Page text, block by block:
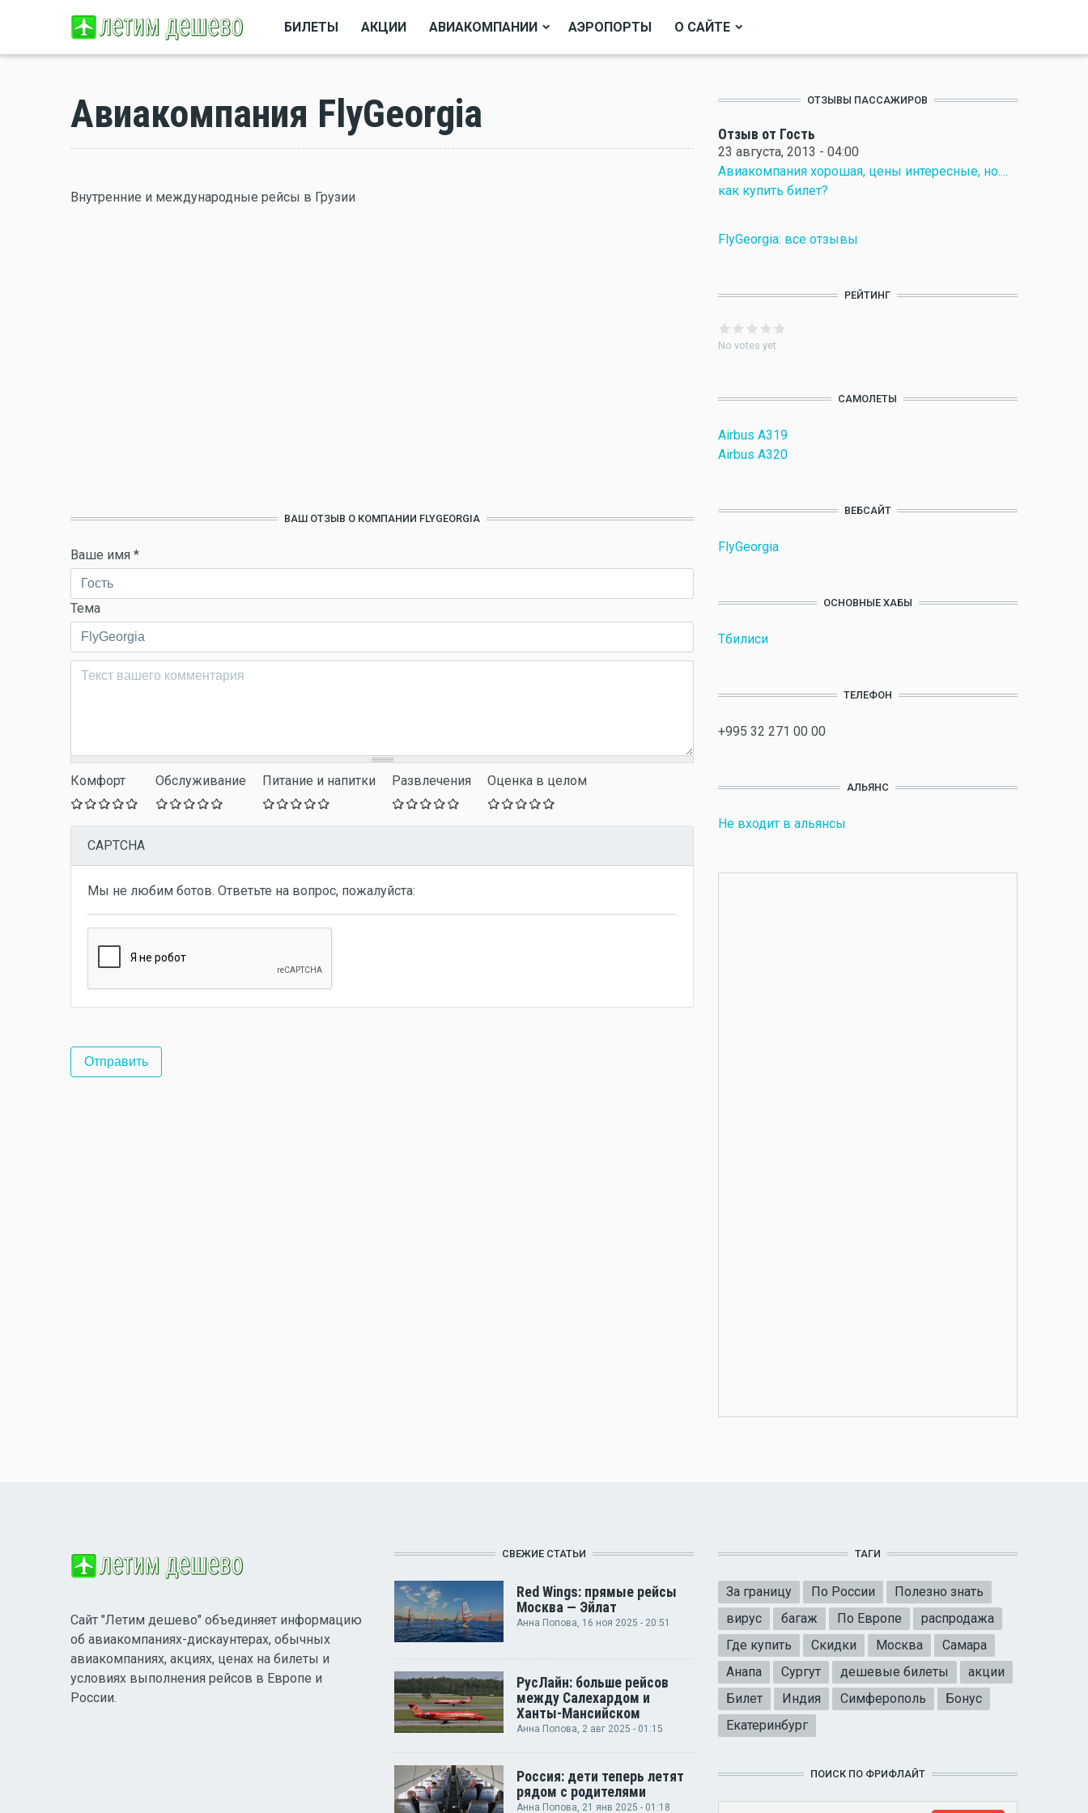
БИЛЕТЫ АКЦИИ АВИАКОМПАНИИ АЭРОПОРТЫ О САЙТЕ
Авиакомпания FlyGeorgia
Внутренние и международные рейсы в Грузии
ВАШ ОТЗЫВ О КОМПАНИИ FLYGEORGIA
Ваше имя *
Тема
Комментарий*
Комфорт Обслуживание Питание и напитки Развлечения Оценка в целом
CAPTCHA
Мы не любим ботов. Ответьте на вопрос, пожалуйста:
ОТЗЫВЫ ПАССАЖИРОВ
Отзыв от Гость
23 августа, 2013 - 04:00
Авиакомпания хорошая, цены интересные, но....
как купить билет?
FlyGeorgia: все отзывы
РЕЙТИНГ
No votes yet
САМОЛЕТЫ
Airbus A319
Airbus A320
ВЕБСАЙТ
FlyGeorgia
ОСНОВНЫЕ ХАБЫ
Тбилиси
ТЕЛЕФОН
+995 32 271 00 00
АЛЬЯНС
Не входит в альянсы
Сайт "Летим дешево" объединяет информацию
об авиакомпаниях-дискаунтерах, обычных
авиакомпаниях, акциях, ценах на билеты и
условиях выполнения рейсов в Европе и
России.
СВЕЖИЕ СТАТЬИ
Red Wings: прямые рейсы
Москва — Эйлат
Анна Попова, 16 ноя 2025 - 20:51
РусЛайн: больше рейсов
между Салехардом и
Ханты-Мансийском
Анна Попова, 2 авг 2025 - 01:15
Россия: дети теперь летят
рядом с родителями
Анна Попова, 21 янв 2025 - 01:18
ТАГИ
За границу По России
Полезно знать
вирус
багаж По Европе
распродажа
Где купить
Скидки Москва
Самара
Анапа
Сургут дешевые билеты
акции
Билет
Индия Симферополь
Бонус
Екатеринбург
ПОИСК ПО ФРИФЛАЙТ